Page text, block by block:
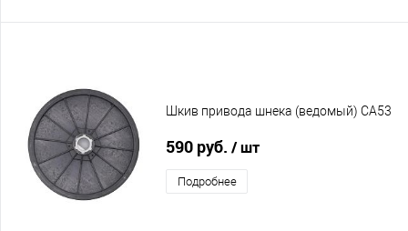
Шкив привода шнека (ведомый) CA53
590 руб. / шт
Подробнее